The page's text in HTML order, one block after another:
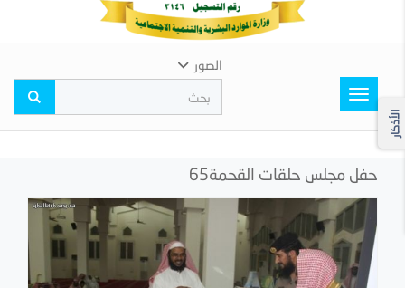
Toggle
navigation
الصور
الأذكار
حفل مجلس حلقات القحمة65